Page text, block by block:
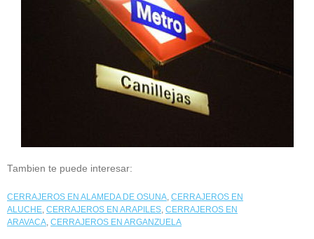
Tambien te puede interesar:
CERRAJEROS EN ALAMEDA DE OSUNA CERRAJEROS EN
ALUCHE CERRAJEROS EN ARAPILES CERRAJEROS EN
ARAVACA CERRAJEROS EN ARGANZUELA